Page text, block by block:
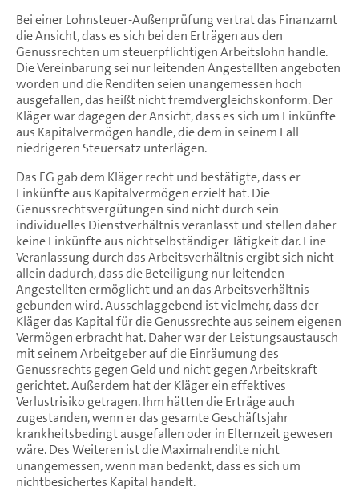
Bei einer Lohnsteuer-Außenprüfung vertrat das Finanzamt
die Ansicht, dass es sich bei den Erträgen aus den
Genussrechten um steuerpflichtigen Arbeitslohn handle.
Die Vereinbarung sei nur leitenden Angestellten angeboten
worden und die Renditen seien unangemessen hoch
ausgefallen, das heißt nicht fremdvergleichskonform. Der
Kläger war dagegen der Ansicht, dass es sich um Einkünfte
aus Kapitalvermögen handle, die dem in seinem Fall
niedrigeren Steuersatz unterlägen.
Das FG gab dem Kläger recht und bestätigte, dass er
Einkünfte aus Kapitalvermögen erzielt hat. Die
Genussrechtsvergütungen sind nicht durch sein
individuelles Dienstverhältnis veranlasst und stellen daher
keine Einkünfte aus nichtselbständiger Tätigkeit dar. Eine
Veranlassung durch das Arbeitsverhältnis ergibt sich nicht
allein dadurch, dass die Beteiligung nur leitenden
Angestellten ermöglicht und an das Arbeitsverhältnis
gebunden wird. Ausschlaggebend ist vielmehr, dass der
Kläger das Kapital für die Genussrechte aus seinem eigenen
Vermögen erbracht hat. Daher war der Leistungsaustausch
mit seinem Arbeitgeber auf die Einräumung des
Genussrechts gegen Geld und nicht gegen Arbeitskraft
gerichtet. Außerdem hat der Kläger ein effektives
Verlustrisiko getragen. Ihm hätten die Erträge auch
zugestanden, wenn er das gesamte Geschäftsjahr
krankheitsbedingt ausgefallen oder in Elternzeit gewesen
wäre. Des Weiteren ist die Maximalrendite nicht
unangemessen, wenn man bedenkt, dass es sich um
nichtbesichertes Kapital handelt.